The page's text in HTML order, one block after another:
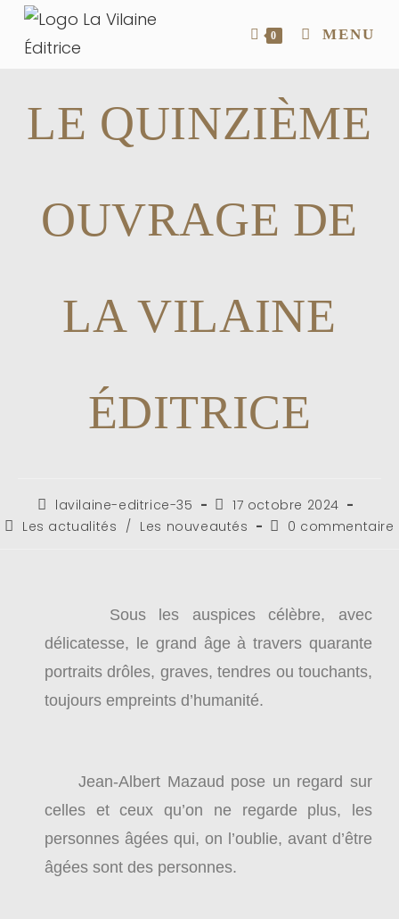
0 MENU
LE QUINZIÈME
OUVRAGE DE
LA VILAINE
ÉDITRICE
lavilaine-editrice-35
17 octobre 2024
Les actualités / Les nouveautés 0 commentaire
Sous les auspices célèbre, avec
délicatesse, le grand âge à travers quarante
portraits drôles, graves, tendres ou touchants,
toujours empreints d’humanité.
Jean-Albert Mazaud pose un regard sur
celles et ceux qu’on ne regarde plus, les
personnes âgées qui, on l’oublie, avant d’être
âgées sont des personnes.